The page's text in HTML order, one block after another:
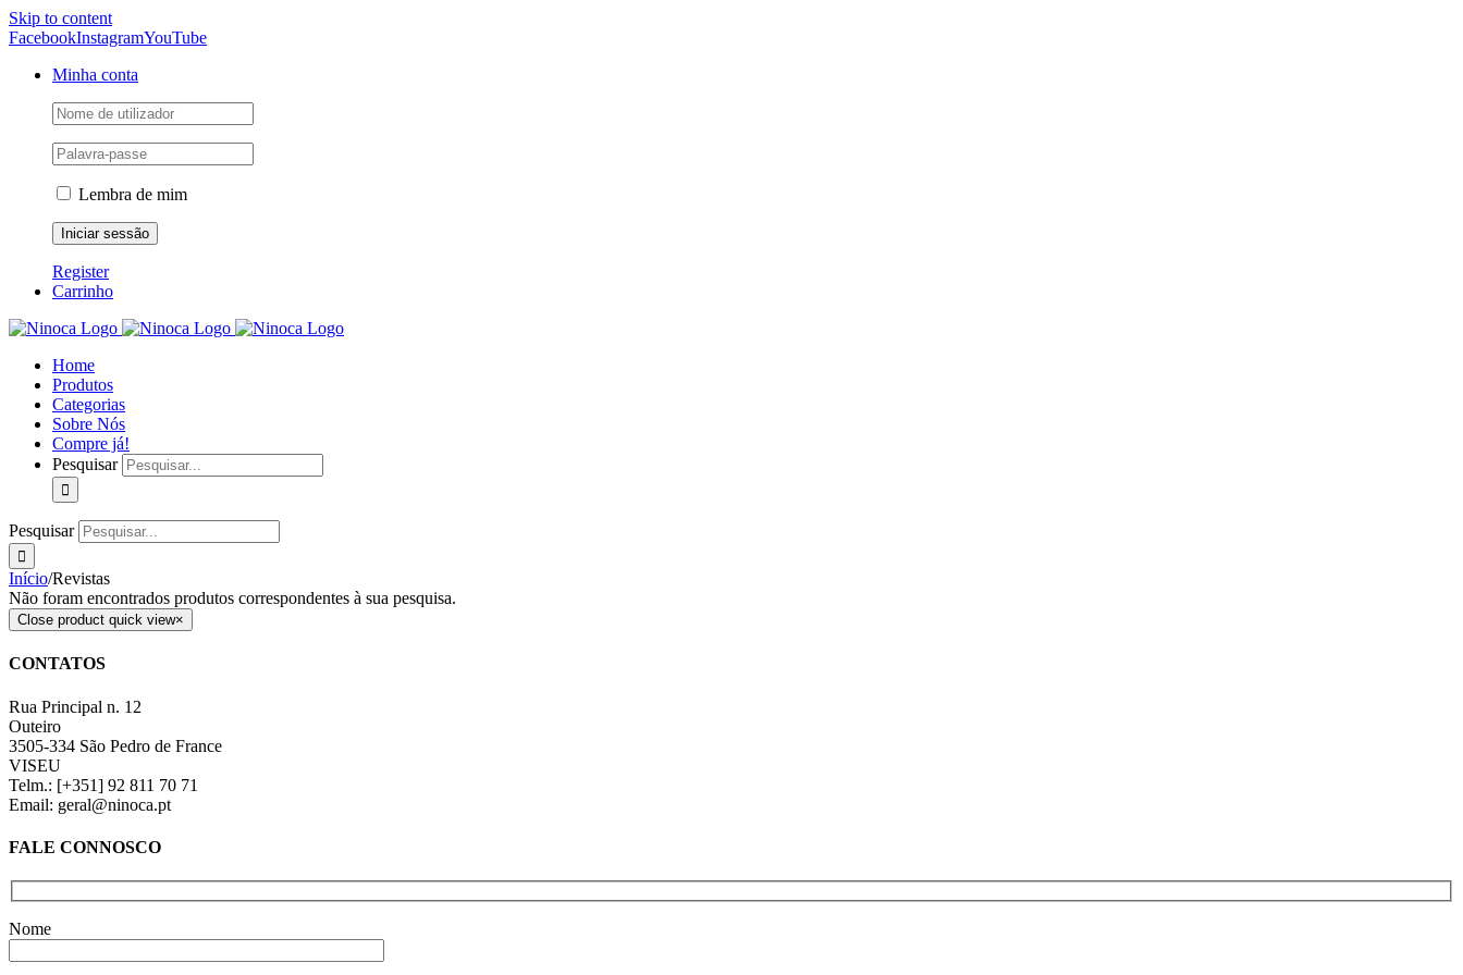
Skip to content
FacebookInstagramYouTube
Minha conta
Lembra de mim
Register
Carrinho
Home
Produtos
Categorias
Sobre Nós
Compre já!
Pesquisar
Pesquisar
Início/Revistas
Não foram encontrados produtos correspondentes à sua pesquisa.
Close product quick view×
CONTATOS
Rua Principal n. 12
Outeiro
3505-334 São Pedro de France
VISEU
Telm.: [+351] 92 811 70 71
Email: geral@ninoca.pt
FALE CONNOSCO
Nome